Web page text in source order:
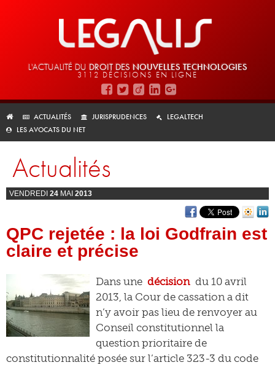
L'ACTUALITÉ DU DROIT DES NOUVELLES TECHNOLOGIES
3112 DÉCISIONS EN LIGNE
ACTUALITÉS JURISPRUDENCES
LEGALTECH
LES AVOCATS DU NET
Actualités
VENDREDI 24 MAI 2013
QPC rejetée : la loi Godfrain est
claire et précise
Dans une décision du 10 avril
2013, la Cour de cassation a dit
n’y avoir pas lieu de renvoyer au
Conseil constitutionnel la
question prioritaire de
constitutionnalité posée sur l’article 323-3 du code